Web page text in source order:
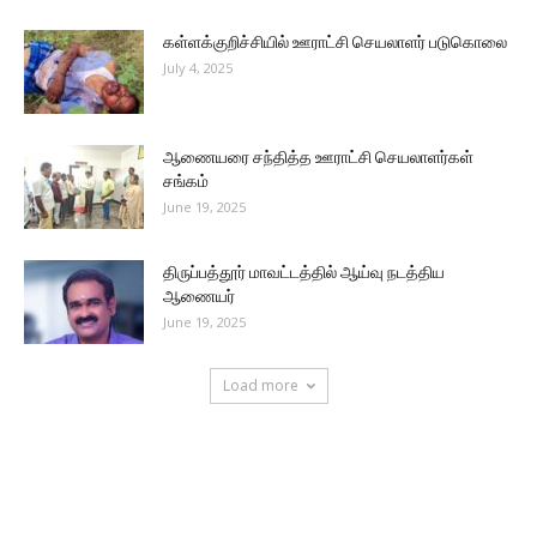
கள்ளக்குறிச்சியில் ஊராட்சி செயலாளர் படுகொலை
July 4, 2025
ஆணையரை சந்தித்த ஊராட்சி செயலாளர்கள்
சங்கம்
June 19, 2025
திருப்பத்தூர் மாவட்டத்தில் ஆய்வு நடத்திய
ஆணையர்
June 19, 2025
Load more